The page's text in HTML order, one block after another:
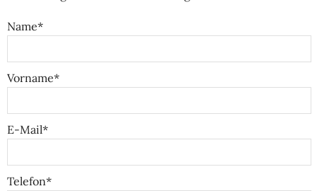
Name*
Vorname*
E-Mail*
Telefon*